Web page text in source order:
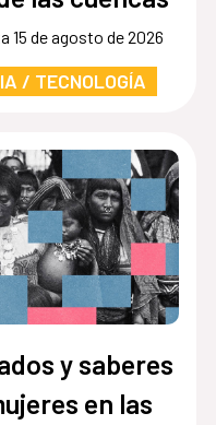
15 de agosto de 2026
/ TECNOLOGÍA
y saberes
en las